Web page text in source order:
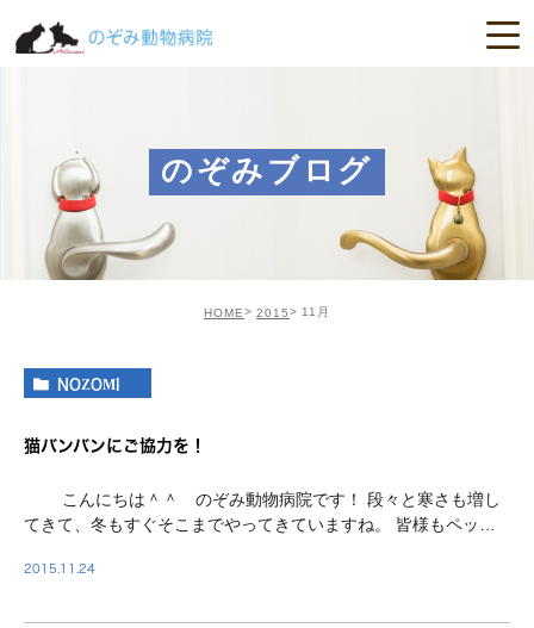
のぞみブログ
HOME 2015 11月
NOZOMI
猫バンバンにご協力を！
こんにちは＾＾ のぞみ動物病院です！ 段々と寒さも増し
てきて、冬もすぐそこまでやってきていますね。 皆様もペット
回は寒い季節に車に乗る前にやっていただきたい […]
2015.11.24